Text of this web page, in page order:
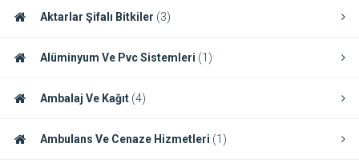
Aktarlar Şifalı Bitkiler (3)
Alüminyum Ve Pvc Sistemleri (1)
Ambalaj Ve Kağıt (4)
Ambulans Ve Cenaze Hizmetleri (1)